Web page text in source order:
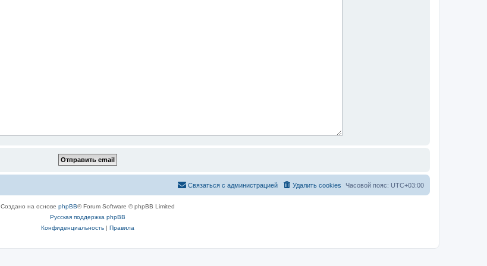
Часовой пояс: UTC+03:00
Удалить cookies
Связаться с администрацией
Создано на основе phpBB® Forum Software © phpBB Limited
Русская поддержка phpBB
Конфиденциальность| Правила